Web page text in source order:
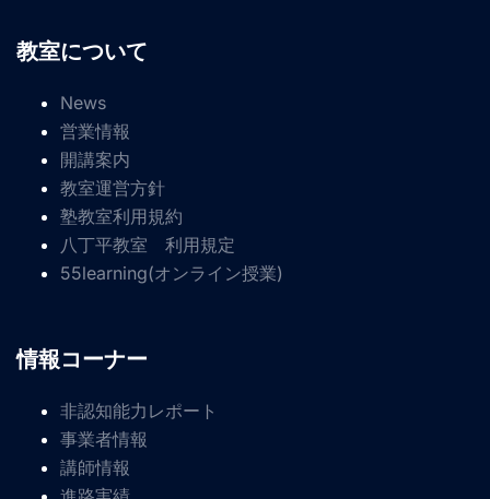
教室について
News
営業情報
開講案内
教室運営方針
塾教室利用規約
八丁平教室 利用規定
55learning(オンライン授業)
情報コーナー
非認知能力レポート
事業者情報
講師情報